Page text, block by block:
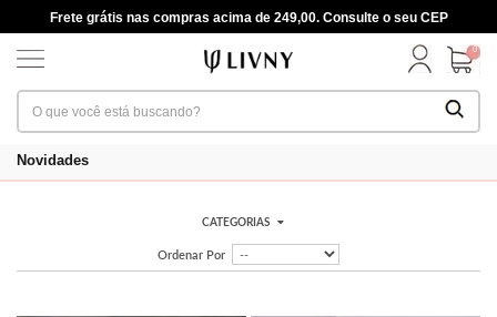
Frete grátis nas compras acima de 249,00. Consulte o seu CEP
0
Novidades
CATEGORIAS
Ordenar Por